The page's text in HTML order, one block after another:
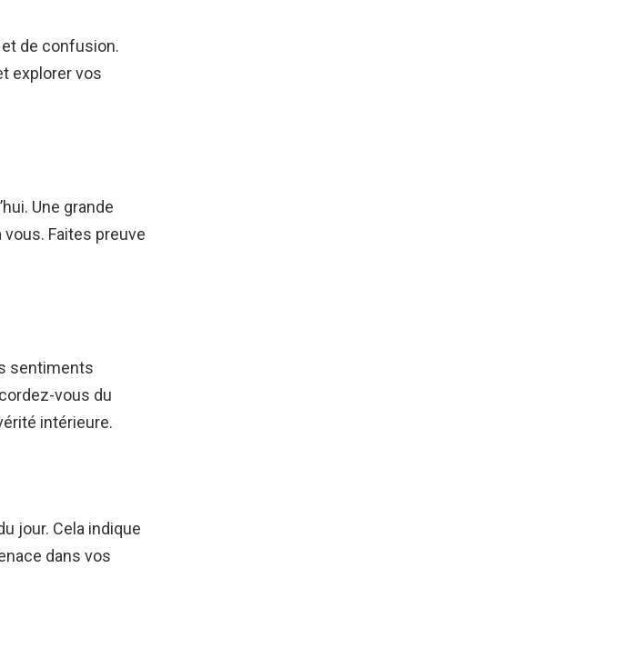
de confusion.
explorer vos
Une grande
Faites preuve
sentiments
vous du
intérieure.
jour. Cela indique
dans vos